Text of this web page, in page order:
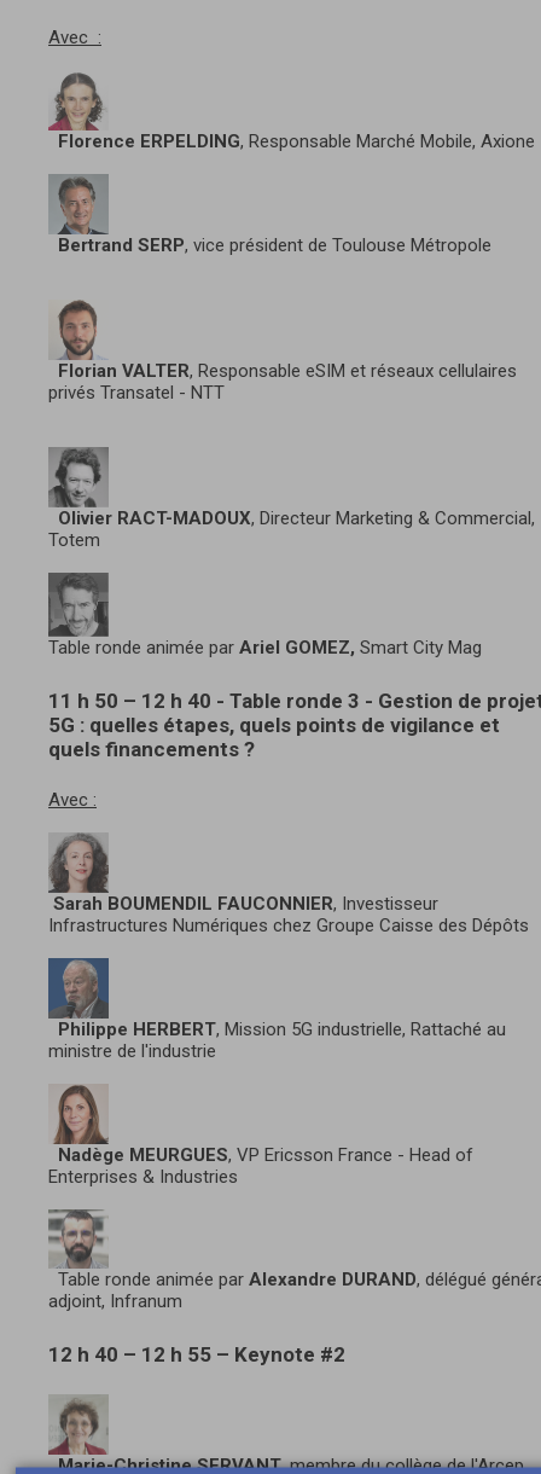
Avec :
Florence ERPELDING, Responsable Marché Mobile, Axione
Bertrand SERP, vice président de Toulouse Métropole
Florian VALTER, Responsable eSIM et réseaux cellulaires
privés Transatel - NTT
Olivier RACT-MADOUX, Directeur Marketing & Commercial,
Totem
Table ronde animée par Ariel GOMEZ, Smart City Mag
11 h 50 – 12 h 40 - Table ronde 3 - Gestion de
5G : quelles étapes, quels points de vigilance et
quels financements ?
Avec :
Sarah BOUMENDIL FAUCONNIER, Investisseur
Infrastructures Numériques chez Groupe Caisse des Dépôts
Philippe HERBERT, Mission 5G industrielle, Rattaché au
ministre de l'industrie
Nadège MEURGUES, VP Ericsson France - Head of
Enterprises & Industries
Table ronde animée par Alexandre DURAND, délégué
adjoint, Infranum
12 h 40 – 12 h 55 – Keynote #2
Marie-Christine SERVANT, membre du collège de l'Arcep